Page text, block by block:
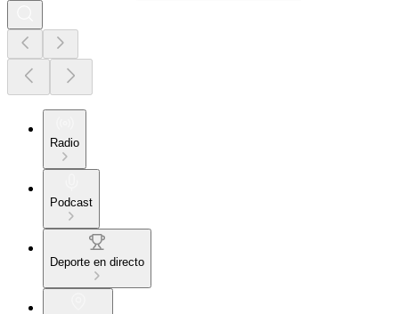
Radio
Podcast
Deporte en directo